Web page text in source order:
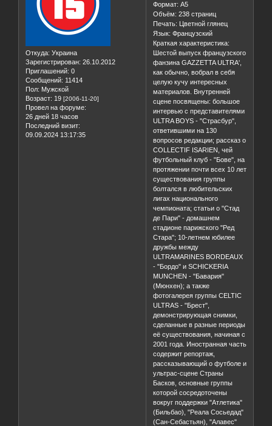
Откуда:Украина
Зарегистрирован
Приглашений:0
Сообщений:11414
Пол:Мужской
Возраст:19[2006-11-20]
Провел на форуме:
Год выпуска: 2022
Формат: А5
Объём: 238 страниц
Печать: Цветной глянец
Язык: Французский
Краткая характеристика:
Шестой выпуск французского
фанзина GAZZETTA ULTRA',
как обычно, вобрал в себя
целую кучу интересных
материалов. Внутренней
сцене посвящены: большое
интервью с представителями
ULTRA BOYS - "Страсбур",
ответившими на 130
вопросов редакции; рассказ о
COLLECTIF ISARIEN, чей
футбольный клуб - "Бове", на
протяжении почти всех 10 лет
существования группы
болтался в любительских
лигах национального
чемпионата; статьи о "Стад
де Пари" - домашнем
стадионе парижского "Ред
Стара"; 10-летнем юбилее
дружбы между
ULTRAMARINES BORDEAUX
- "Бордо" и SCHICKERIA
MUNCHEN - "Бавария"
(Мюнхен); а также
фотогалерея группы CELTIC
ULTRAS - "Брест",
демонстрирующая снимки,
сделанные в разные периоды
её существования, начиная с
2001 года. Иностранная часть
содержит репортаж,
рассказывающий о футболе и
ультрас-сцене Страны
Басков, основные группы
которой сосредоточены